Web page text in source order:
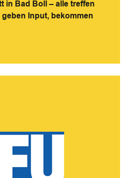
in Bad Boll – alle treffen
Input, bekommen